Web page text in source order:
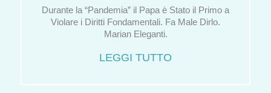
Durante la “Pandemia” il Papa è Stato il Primo a
Violare i Diritti Fondamentali. Fa Male Dirlo.
Marian Eleganti.
LEGGI TUTTO